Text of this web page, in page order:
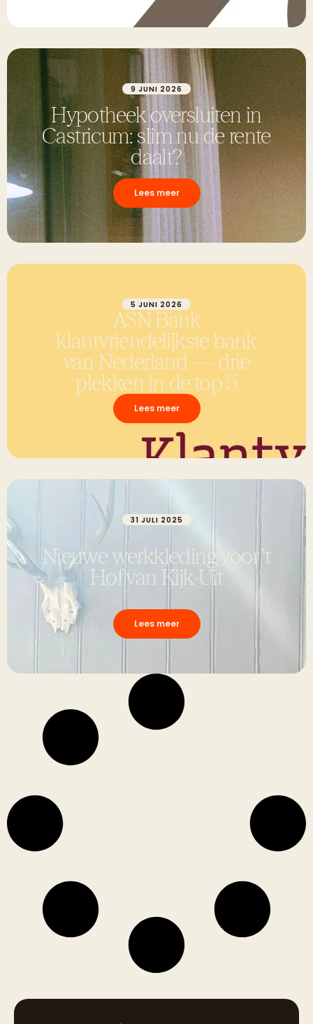
9 JUNI 2026
Hypotheek oversluiten in
Castricum: slim nu de rente
daalt?
Lees meer
5 JUNI 2026
ASN Bank
klantvriendelijkste bank
van Nederland — drie
plekken in de top 5
Lees meer
31 JULI 2025
Nieuwe werkkleding voor ’t
Hof van Kijk-Uit
Lees meer